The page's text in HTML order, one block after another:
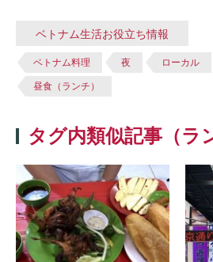
ベトナム生活お役立ち情報
ベトナム料理 夜 ローカル
昼食（ランチ）
タグ内類似記事（ラ